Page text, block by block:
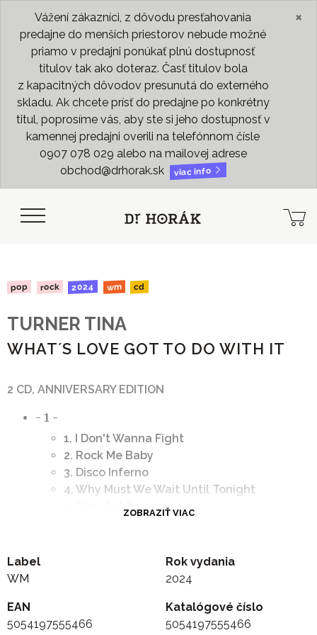
Vážení zákazníci, z dôvodu presťahovania
predajne do menších priestorov nebude možné
priamo v predajni ponúkať plnú dostupnosť
titulov tak ako doteraz. Časť titulov bola
z kapacitných dôvodov presunutá do externého
skladu. Ak chcete prísť do predajne po konkrétny
titul, poprosíme vás, aby ste si jeho dostupnosť v
kamennej predajni overili na telefónnom čísle
0907 078 029 alebo na mailovej adrese
obchod@drhorak.sk
viac info
×
pop rock 2024 wm cd
TURNER TINA
WHAT´S LOVE GOT TO DO WITH IT
2 CD, ANNIVERSARY EDITION
- 1 -
1. I Don't Wanna Fight
2. Rock Me Baby
3. Disco Inferno
4. Why Must We Wait Until Tonight
5. Stay Awhile
11. Shake a Tail Feather
12. I Might Have Been Queen (Soul
ZOBRAZIŤ VIAC
Label
WM
Rok vydania
2024
EAN
5054197555466
Katalógové číslo
5054197555466